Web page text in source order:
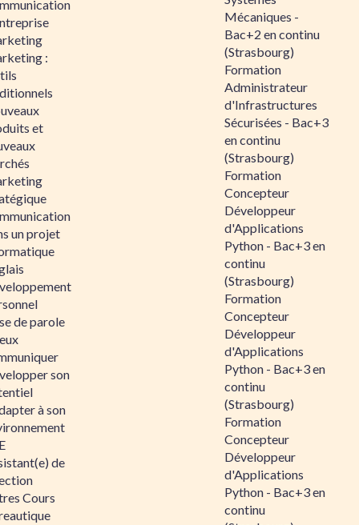
:
et
un projet
de parole
son
à son
de
Cours
Mécaniques -
Bac+2 en continu
(Strasbourg)
Formation
Administrateur
d'Infrastructures
Sécurisées - Bac+3
en continu
(Strasbourg)
Formation
Concepteur
Développeur
d'Applications
Python - Bac+3 en
continu
(Strasbourg)
Formation
Concepteur
Développeur
d'Applications
Python - Bac+3 en
continu
(Strasbourg)
Formation
Concepteur
Développeur
d'Applications
Python - Bac+3 en
continu